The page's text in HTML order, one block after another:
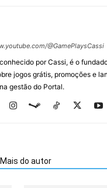
@GamePlaysCassi
por Cassi, é o
jogos grátis, promoções e
gestão do Portal.
Mais do autor